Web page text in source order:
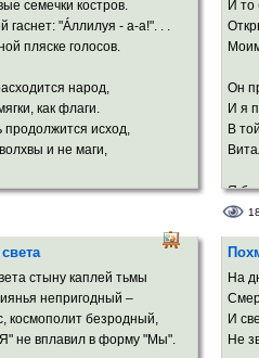
будто ищет нас.
в звёздное шлёт небо,
с нетерпеньем ждёт…
лик прекрасный Феба,
округлился рот!..
что угодно требуй,
встретить следующий год!
А по
И
семечки костров.
гаснет: "Áллилуя - а-а!". . .
пляске голосов.
народ,
как флаги.
продолжится исход,
и не маги,
земля в дожди,
похожий на комету.
и лету
меж столбов
пот со лбов…
И то
Он
И я
В
Я
Как
Но –
стыну каплей тьмы
непригодный –
космополит безродный,
не вплавил в форму "Мы".
На
И
Не